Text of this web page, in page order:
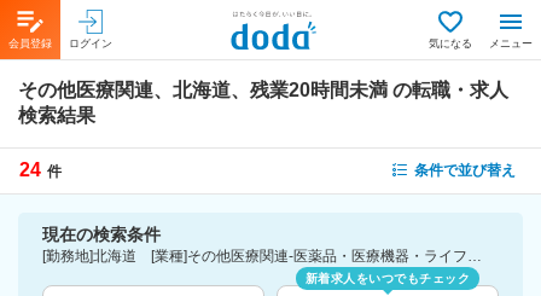
会員登録 ログイン 気になる メニュー
その他医療関連、北海道、残業20時間未満 の転職・求人
検索結果
24 件 条件で並び替え
現在の検索条件
[勤務地]北海道 [業種]その他医療関連-医薬品・医療機器・ライフサイエンス・医療系サービス [詳細条件](休日・働き方)残業20時間未満
新着求人をいつでもチェック